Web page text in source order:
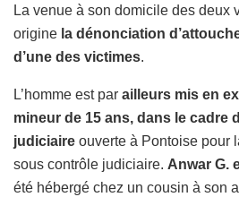
La venue à son domicile des deux
origine la dénonciation
d’une des victimes.
L’homme est par ailleurs mis en
mineur de 15 ans, dans le cadre
judiciaire ouverte à Pontoise pour
sous contrôle judiciaire. Anwar G.
été hébergé chez un cousin à son